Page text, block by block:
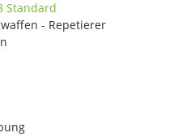
- Repetierer